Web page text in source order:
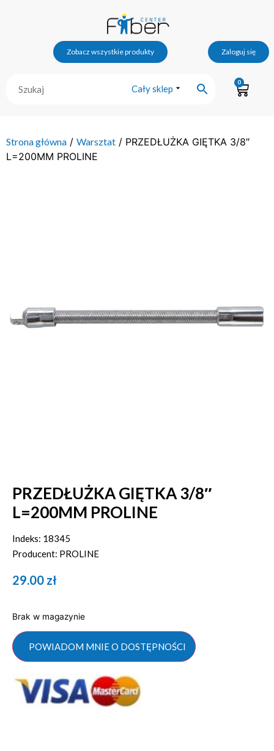
Zobacz wszystkie produkty Zaloguj się
Cały sklep
0
Strona główna / Warsztat / PRZEDŁUŻKA GIĘTKA 3/8″
L=200MM PROLINE
PRZEDŁUŻKA GIĘTKA 3/8″
L=200MM PROLINE
Indeks: 18345
Producent: PROLINE
29.00 zł
Brak w magazynie
POWIADOM MNIE O DOSTĘPNOŚCI